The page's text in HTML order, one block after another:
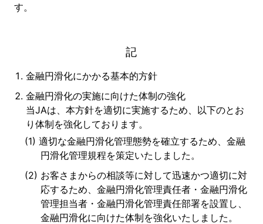
す。
記
金融円滑化にかかる基本的方針
金融円滑化の実施に向けた体制の強化
当JAは、本方針を適切に実施するため、以下のとお
り体制を強化しております。
適切な金融円滑化管理態勢を確立するため、金融
円滑化管理規程を策定いたしました。
お客さまからの相談等に対して迅速かつ適切に対
応するため、金融円滑化管理責任者・金融円滑化
管理担当者・金融円滑化管理責任部署を設置し、
金融円滑化に向けた体制を強化いたしました。